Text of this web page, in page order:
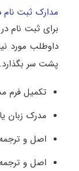
مدارک ثبت نام
برای ثبت نام
داوطلب مورد
پشت سر بگذارد.
تکمیل فرم
مدرک زبان
اصل و
اصل و